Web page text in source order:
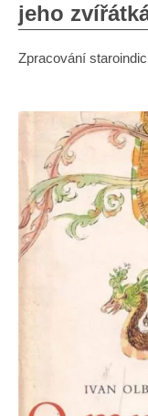
jeho
Zpracování